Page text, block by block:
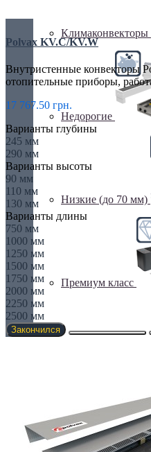
Климаконвекторы
Недорогие
Низкие (до 70 мм)
Премиум класс
С вентилятором
Polvax KV.C/KV.W
Внутристенные конвекторы
отопительные приборы,
17 767.50 грн.
Варианты глубины
245 мм
290 мм
Варианты высоты
90 мм
110 мм
130 мм
Варианты длины
750 мм
1000 мм
1250 мм
1500 мм
1750 мм
2000 мм
2250 мм
2500 мм
Закончился